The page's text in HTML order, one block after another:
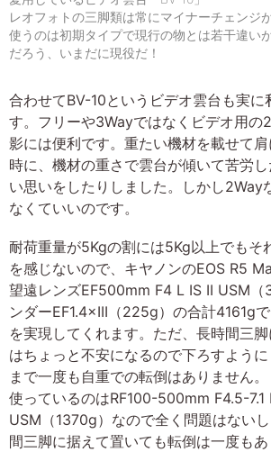
レオフォトの三脚類は常にマイナーチェンジ
使うのは初期タイプで現行の物とは若干違い
だろう、いまだに現役だ！
合わせてBV-10というビデオ雲台も実に
す。フリーや3Wayではなくビデオ用の
影には便利です。重たい機材を載せて
時に、機材の重さで雲台が傾いて苦労
い思いをしたりしました。しかし2Way
なくていいのです。
耐荷重量が5Kgの割には5Kg以上でもそ
を感じないので、キヤノンのEOS R5
望遠レンズEF500mm F4 L IS II USM（
ンダーEF1.4×III（225g）の合計4161g
を実現してくれます。ただ、長時間三
はちょっと不安になるので下ろすよう
まで一度も自重での転倒はありません
使っているのはRF100-500mm F4.5-7.1
USM（1370g）なので全く問題はない
間三脚に据えて置いても転倒は一度もあ